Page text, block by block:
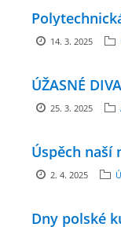
ARBORETUM ŠKOLY
14. 3. 2025
ÚŽASNÉ
25. 3. 2025
Úspěch naší
2. 4. 2025
Dny polské